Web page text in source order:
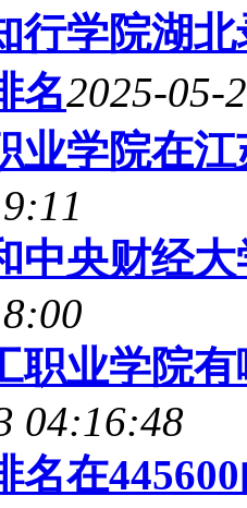
行学院湖
名2025-05-
业学院在
中央财经
职业学院
04:16:48
名在